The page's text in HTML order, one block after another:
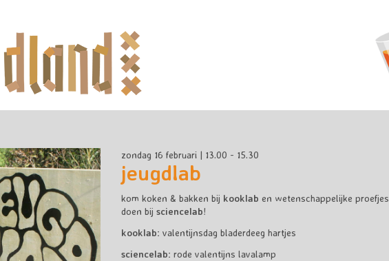
zondag 16 februari | 13.00 - 15.30
jeugdlab
kom koken & bakken bij kooklab en wetenschappelijke proefjes
doen bij sciencelab!
kooklab: valentijnsdag bladerdeeg hartjes
sciencelab: rode valentijns lavalamp